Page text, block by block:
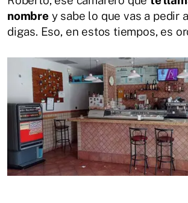
nombrey sabe lo que vas a pedir
digas. Eso, en estos tiempos, es